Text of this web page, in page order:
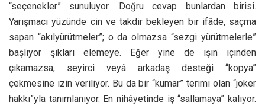
“seçenekler” sunuluyor. Doğru cevap bunlardan birisi.
Yarışmacı yüzünde cin ve takdir bekleyen bir ifâde, saçma
sapan “akılyürütmeler”; o da olmazsa “sezgi yürütmelerle”
başlıyor şıkları elemeye. Eğer yine de işin içinden
çıkamazsa, seyirci veyâ arkadaş desteği “kopya”
çekmesine izin veriliyor. Bu da bir “kumar” terimi olan “joker
hakkı”yla tanımlanıyor. En nihâyetinde iş “sallamaya” kalıyor.